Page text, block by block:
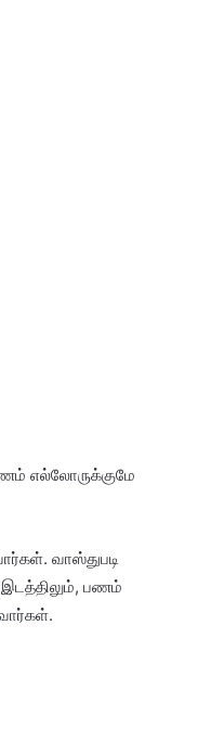
எல்லோருக்குமே
வாஸ்துபடி
இடத்திலும், பணம்